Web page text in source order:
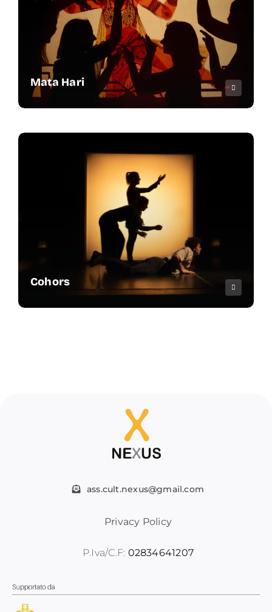
Mata Hari
Cohors
ass.cult.nexus@gmail.com
Privacy Policy
P.Iva/C.F: 02834641207